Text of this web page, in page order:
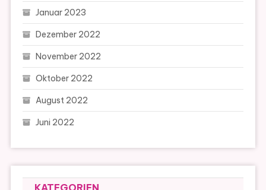
Januar 2023
Dezember 2022
November 2022
Oktober 2022
August 2022
Juni 2022
KATEGORIEN